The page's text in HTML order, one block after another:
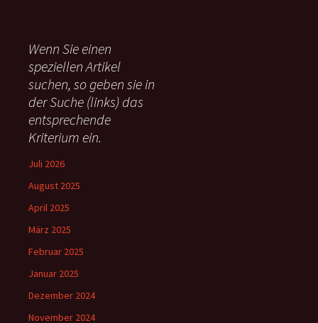
n
n
a
c
:
Wenn Sie einen
speziellen Artikel
suchen, so geben sie in
der Suche (links) das
entsprechende
Kriterium ein.
Juli 2026
August 2025
April 2025
März 2025
Februar 2025
Januar 2025
Dezember 2024
November 2024